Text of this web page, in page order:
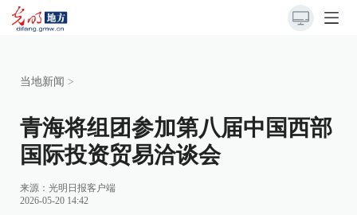
当地新闻 >
青海将组团参加第八届中国西部
国际投资贸易洽谈会
来源： 光明日报客户端
2026-05-20 14:42